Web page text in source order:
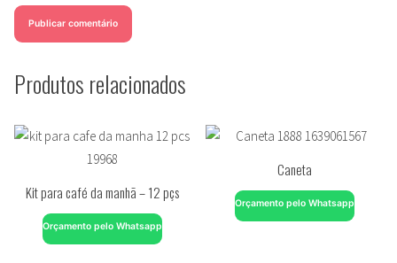
Produtos relacionados
Kit para café da manhã – 12 pçs
Orçamento pelo Whatsapp
Caneta
Orçamento pelo Whatsapp